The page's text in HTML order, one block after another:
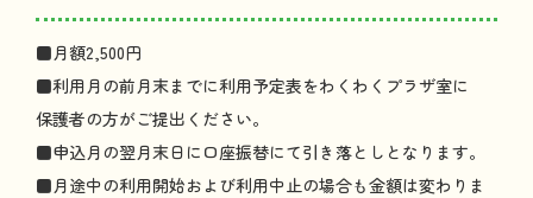
■月額2,500円
■利用月の前月末までに利用予定表をわくわくプラザ室に
保護者の方がご提出 ください。
■申込月の翌月末日 に 口座振替にて引 き 落としとなります。
■月途中の利用開始および利用中止の場合も金額は変わりま